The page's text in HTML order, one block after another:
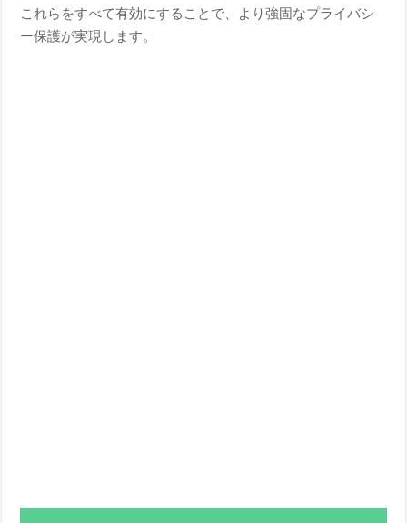
これらをすべて有効にすることで、より強固なプライバシ
ー保護が実現します。